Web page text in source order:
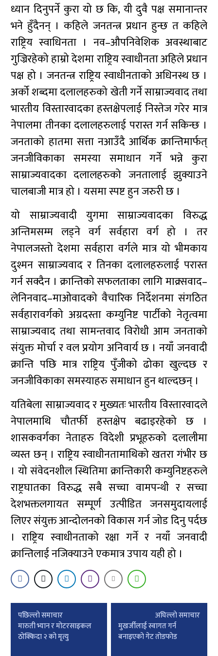
ध्यान दिनुपर्ने कुरा यो छ कि, यी दुवै पक्ष समानान्तर
भने हुँदैनन् । कहिले जनतन्त्र प्रधान हुन्छ त कहिले
राष्ट्रिय स्वाधिनता । नव–औपनिवेशिक अवस्थाबाट
गुज्रिरहेको हाम्रो देशमा राष्ट्रिय स्वाधीनता अहिले प्रधान
पक्ष हो । जनतन्त्र राष्ट्रिय स्वाधीनताको अधिनस्थ छ ।
अर्को शब्दमा दलालहरुको खेती गर्ने साम्राज्यवाद तथा
भारतीय विस्तारवादका हस्तक्षेपलाई निस्तेज गरेर मात्र
नेपालमा तीनका दलालहरुलाई परास्त गर्न सकिन्छ ।
जनताको हातमा सत्ता नआउँदै आर्थिक क्रान्तिमार्फत्
जनजीविकाका समस्या समाधान गर्ने भन्ने कुरा
साम्राज्यवादका दलालहरुको जनतालाई झुक्याउने
चालबाजी मात्र हो । यसमा स्पष्ट हुन जरुरी छ ।
यो साम्राज्यवादी युगमा साम्राज्यवादका विरुद्ध
अन्तिमसम्म लड्ने वर्ग सर्वहारा वर्ग हो । तर
नेपालजस्तो देशमा सर्वहारा वर्गले मात्र यो भीमकाय
दुश्मन साम्राज्यवाद र तिनका दलालहरुलाई परास्त
गर्न सक्दैन । क्रान्तिको सफलताका लागि माक्र्सवाद–
लेनिनवाद–माओवादको वैचारिक निर्देशनमा संगठित
सर्वहारावर्गको अग्रदस्ता कम्युनिष्ट पार्टीको नेतृत्वमा
साम्राज्यवाद तथा सामन्तवाद विरोधी आम जनताको
संयुक्त मोर्चा र वल प्रयोग अनिवार्य छ । नयाँ जनवादी
क्रान्ति पछि मात्र राष्ट्रिय पुँजीको ढोका खुल्दछ र
जनजीविकाका समस्याहरु समाधान हुन थाल्दछन् ।
यतिबेला साम्राज्यवाद र मुख्यतः भारतीय विस्तारवादले
नेपालमाथि चौतर्फी हस्तक्षेप बढाइरहेको छ ।
शासकवर्गका नेताहरु विदेशी प्रभूहरुको दलालीमा
व्यस्त छन् । राष्ट्रिय स्वाधीनतामाथिको खतरा गंभीर छ
। यो संवेदनशील स्थितिमा क्रान्तिकारी कम्युनिष्टहरुले
राष्ट्रघातका विरुद्ध सबै सच्चा वामपन्थी र सच्चा
देशभक्तलगायत सम्पूर्ण उत्पीडित जनसमुदायलाई
लिएर संयुक्त आन्दोलनको विकास गर्न जोड दिनु पर्दछ
। राष्ट्रिय स्वाधीनताको रक्षा गर्ने र नयाँ जनवादी
क्रान्तिलाई नजिक्याउने एकमात्र उपाय यही हो ।
Post
navigation
पछिल्लाे समाचार
मारुती भ्यान र मोटरसाइकल
ठोक्किदा २ को मृत्यु
अघिल्लाे समाचार
मुखर्जीलाई स्वागत गर्न
बनाइएको गेट तोडफोड